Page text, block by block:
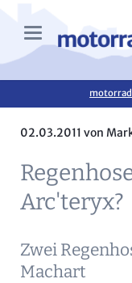
02.03.2011 von
Arc'teryx?
Zwei
Machart